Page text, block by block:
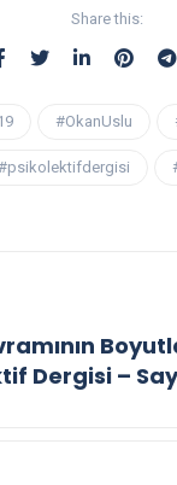
Share this:
#OkanUslu
Dergisi –